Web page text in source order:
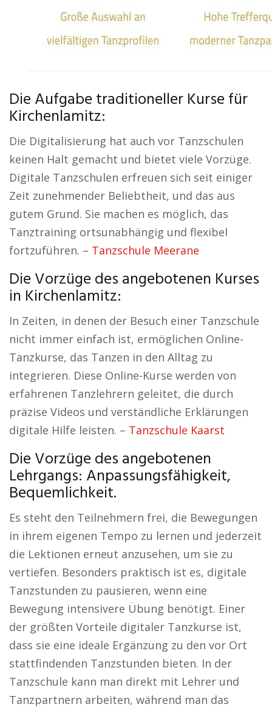
Die Aufgabe traditioneller Kurse für
Kirchenlamitz:
Die Digitalisierung hat auch vor Tanzschulen
keinen Halt gemacht und bietet viele Vorzüge.
Digitale Tanzschulen erfreuen sich seit einiger
Zeit zunehmender Beliebtheit, und das aus
gutem Grund. Sie machen es möglich, das
Tanztraining ortsunabhängig und flexibel
fortzuführen. – Tanzschule Meerane
Die Vorzüge des angebotenen Kurses
in Kirchenlamitz:
In Zeiten, in denen der Besuch einer Tanzschule
nicht immer einfach ist, ermöglichen Online-
Tanzkurse, das Tanzen in den Alltag zu
integrieren. Diese Online-Kurse werden von
erfahrenen Tanzlehrern geleitet, die durch
präzise Videos und verständliche Erklärungen
digitale Hilfe leisten. – Tanzschule Kaarst
Die Vorzüge des angebotenen
Lehrgangs: Anpassungsfähigkeit,
Bequemlichkeit.
Es steht den Teilnehmern frei, die Bewegungen
in ihrem eigenen Tempo zu lernen und jederzeit
die Lektionen erneut anzusehen, um sie zu
vertiefen. Besonders praktisch ist es, digitale
Tanzstunden zu pausieren, wenn eine
Bewegung intensivere Übung benötigt. Einer
der größten Vorteile digitaler Tanzkurse ist,
dass sie eine ideale Ergänzung zu den vor Ort
stattfindenden Tanzstunden bieten. In der
Tanzschule kann man direkt mit Lehrer und
Tanzpartnern arbeiten, während man das